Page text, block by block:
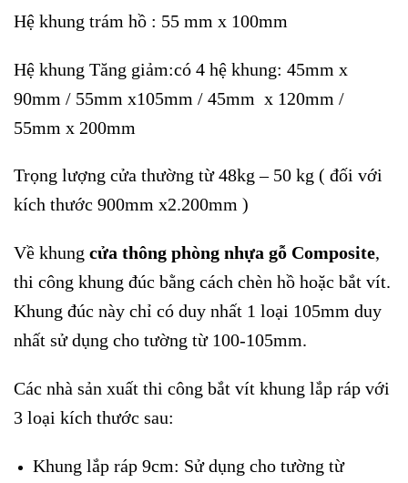
Hệ khung trám hồ : 55 mm x 100mm
Hệ khung Tăng giảm:có 4 hệ khung: 45mm x
90mm / 55mm x105mm / 45mm x 120mm /
55mm x 200mm
Trọng lượng cửa thường từ 48kg – 50 kg ( đối với
kích thước 900mm x2.200mm )
Về khung cửa thông phòng nhựa gỗ Composite,
thi công khung đúc bằng cách chèn hồ hoặc bắt vít.
Khung đúc này chỉ có duy nhất 1 loại 105mm duy
nhất sử dụng cho tường từ 100-105mm.
Các nhà sản xuất thi công bắt vít khung lắp ráp với
3 loại kích thước sau:
Khung lắp ráp 9cm: Sử dụng cho tường từ